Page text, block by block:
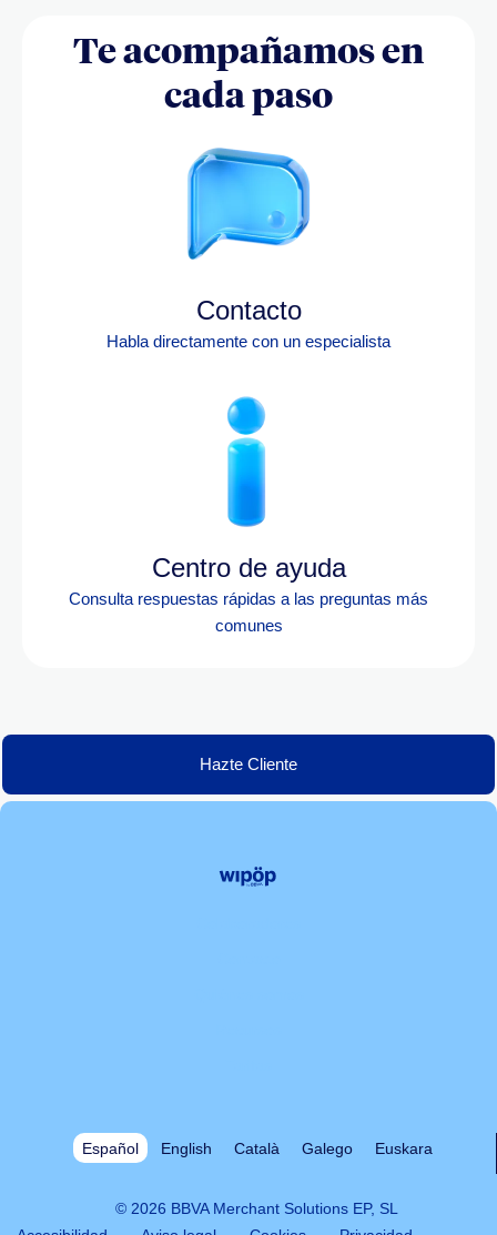
Te acompañamos en
cada paso
Contacto
Habla directamente con un especialista
Centro de ayuda
Consulta respuestas rápidas a las preguntas más
comunes
Hazte Cliente
Español English Català Galego Euskara
© 2026 BBVA Merchant Solutions EP, SL